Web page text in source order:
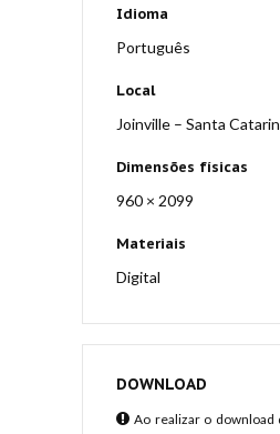
Idioma
Português
Local
Joinville – Santa
Dimensões físicas
960 × 2099
Materiais
Digital
DOWNLOAD
Ao realizar o download